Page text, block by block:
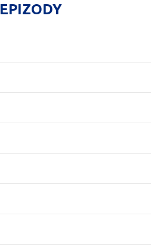
EPIZODY